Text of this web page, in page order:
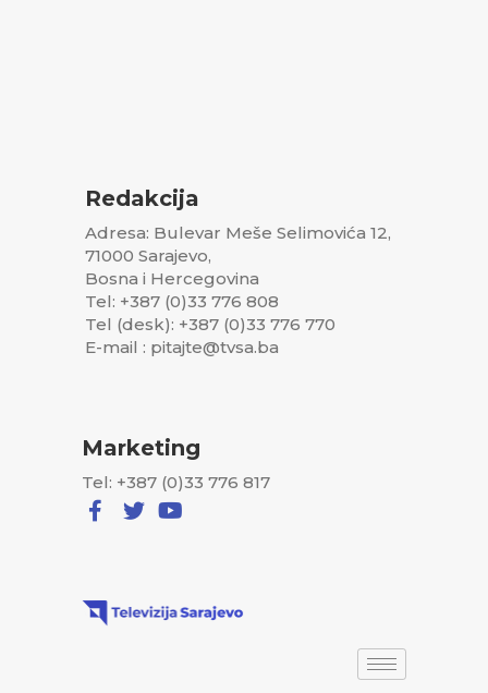
Redakcija
Adresa: Bulevar Meše Selimovića 12,
71000 Sarajevo,
Bosna i Hercegovina
Tel: +387 (0)33 776 808
Tel (desk): +387 (0)33 776 770
E-mail : pitajte@tvsa.ba
Marketing
Tel: +387 (0)33 776 817